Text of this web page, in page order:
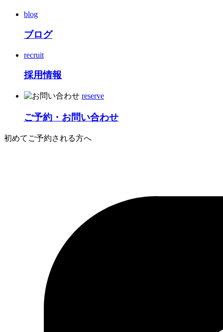
blog
ブログ
recruit
採用情報
reserve
ご予約・お問い合わせ
初めてご予約される方へ